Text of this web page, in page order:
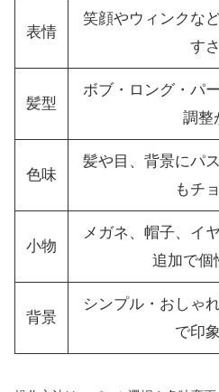
表情
笑顔やウィンクな
す
髪型
ボブ・ロング・パ
調整
色味
髪や目、背景にパ
もチ
小物
メガネ、帽子、イ
追加で個
背景
シンプル・おしゃ
で印